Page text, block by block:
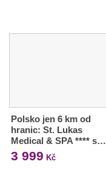
Polsko jen 6 km od
hranic: St. Lukas
Medical & SPA **** s…
3 999 Kč